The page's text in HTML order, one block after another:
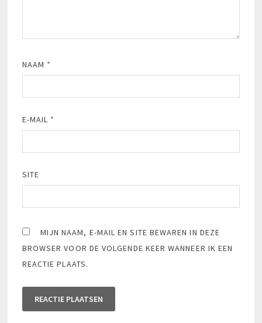
NAAM *
E-MAIL *
SITE
MIJN NAAM, E-MAIL EN SITE BEWAREN IN DEZE
BROWSER VOOR DE VOLGENDE KEER WANNEER IK EEN
REACTIE PLAATS.